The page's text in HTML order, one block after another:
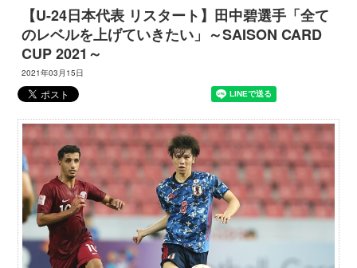
【U-24日本代表 リスタート】田中碧選手「全て
のレベルを上げていきたい」～SAISON CARD
CUP 2021～
2021年03月15日